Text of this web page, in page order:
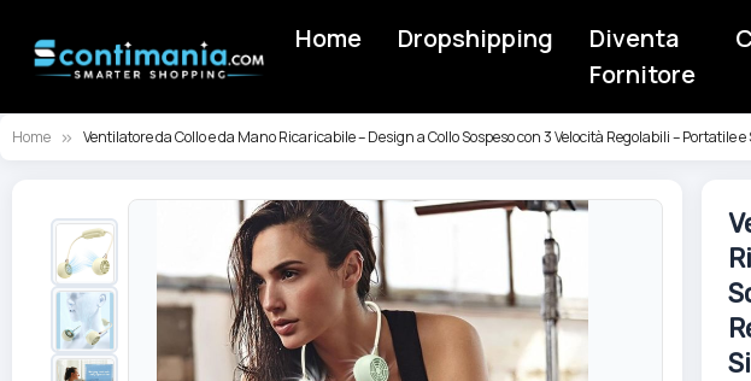
Home Dropshipping
Diventa
Fornitore
Home Ventilatore da Collo e da Mano Ricaricabile – Design a Collo Sospeso con 3 Velocità Regolabili –
fine
della
galleria
immagini
Vai
immagini